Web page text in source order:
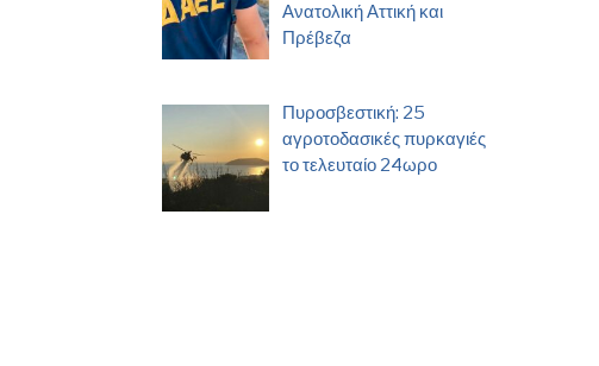
Ανατολική Αττική και
Πρέβεζα
Πυροσβεστική: 25
αγροτοδασικές πυρκαγιές
το τελευταίο 24ωρο